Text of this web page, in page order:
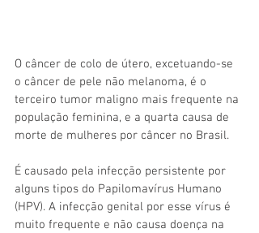
O câncer de colo de útero, excetuando-se
o câncer de pele não melanoma, é o
terceiro tumor maligno mais frequente na
população feminina, e a quarta causa de
morte de mulheres por câncer no Brasil.
É causado pela infecção persistente por
alguns tipos do Papilomavírus Humano
(HPV). A infecção genital por esse vírus é
muito frequente e não causa doença na